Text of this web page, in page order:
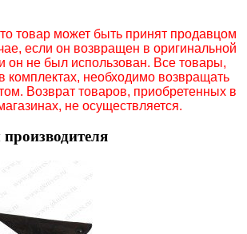
товар может быть принят продавцом
если он возвращен в оригинальной
он не был использован. Все товары,
комплектах, необходимо возвращать
Возврат товаров, приобретенных в
не осуществляется.